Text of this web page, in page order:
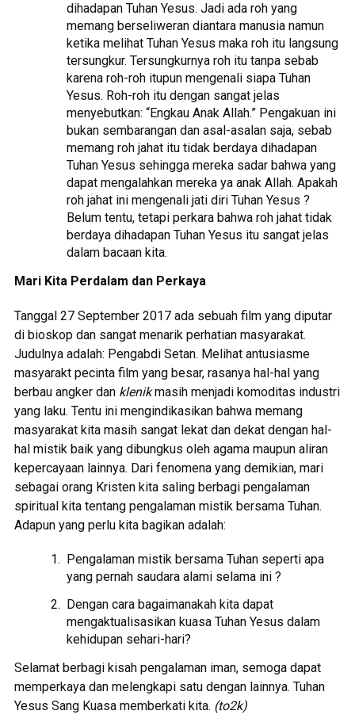
dihadapan Tuhan Yesus. Jadi ada roh yang
memang berseliweran diantara manusia namun
ketika melihat Tuhan Yesus maka roh itu langsung
tersungkur. Tersungkurnya roh itu tanpa sebab
karena roh-roh itupun mengenali siapa Tuhan
Yesus. Roh-roh itu dengan sangat jelas
menyebutkan: “Engkau Anak Allah.” Pengakuan ini
bukan sembarangan dan asal-asalan saja, sebab
memang roh jahat itu tidak berdaya dihadapan
Tuhan Yesus sehingga mereka sadar bahwa yang
dapat mengalahkan mereka ya anak Allah. Apakah
roh jahat ini mengenali jati diri Tuhan Yesus ?
Belum tentu, tetapi perkara bahwa roh jahat tidak
berdaya dihadapan Tuhan Yesus itu sangat jelas
dalam bacaan kita.
Mari Kita Perdalam dan Perkaya
Tanggal 27 September 2017 ada sebuah film yang diputar
di bioskop dan sangat menarik perhatian masyarakat.
Judulnya adalah: Pengabdi Setan. Melihat antusiasme
masyarakt pecinta film yang besar, rasanya hal-hal yang
berbau angker dan klenikmasih menjadi komoditas industri
yang laku. Tentu ini mengindikasikan bahwa memang
masyarakat kita masih sangat lekat dan dekat dengan hal-
hal mistik baik yang dibungkus oleh agama maupun aliran
kepercayaan lainnya. Dari fenomena yang demikian, mari
sebagai orang Kristen kita saling berbagi pengalaman
spiritual kita tentang pengalaman mistik bersama Tuhan.
Adapun yang perlu kita bagikan adalah:
Pengalaman mistik bersama Tuhan seperti apa
yang pernah saudara alami selama ini ?
Dengan cara bagaimanakah kita dapat
mengaktualisasikan kuasa Tuhan Yesus dalam
kehidupan sehari-hari?
Selamat berbagi kisah pengalaman iman, semoga dapat
memperkaya dan melengkapi satu dengan lainnya. Tuhan
Yesus Sang Kuasa memberkati kita. (to2k)